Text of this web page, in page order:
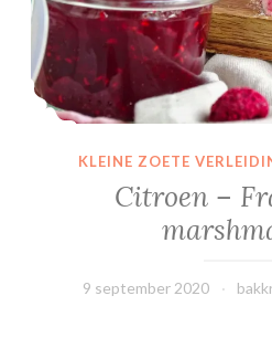
KLEINE ZOETE
Citroen –
9 september 2020